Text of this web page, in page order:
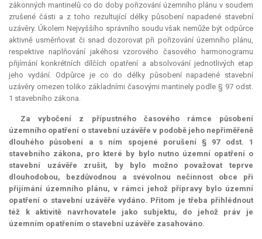
zákonných mantinelů co do doby pořizování územního plánu v soudem
zrušené části a z toho rezultující délky působení napadené stavební
uzávěry. Úkolem Nejvyššího správního soudu však nemůže být odpůrce
aktivně usměrňovat či snad dozorovat při pořizování územního plánu,
respektive naplňování jakéhosi vzorového časového harmonogramu
přijímání konkrétních dílčích opatření a absolvování jednotlivých etap
jeho vydání. Odpůrce je co do délky působení napadené stavební
uzávěry omezen toliko základními časovými mantinely podle § 97 odst.
1 stavebního zákona.
Za vybočení z přípustného časového rámce působení
územního opatření o stavební uzávěře v podobě jeho nepřiměřeně
dlouhého působení a s ním spojené porušení § 97 odst. 1
stavebního zákona, pro které by bylo nutno územní opatření o
stavební uzávěře zrušit, by bylo možno považovat teprve
dlouhodobou, bezdůvodnou a svévolnou nečinnost obce při
přijímání územního plánu, v rámci jehož přípravy bylo územní
opatření o stavební uzávěře vydáno. Přitom je třeba přihlédnout
též k aktivitě navrhovatele jako subjektu, do jehož práv je
územním opatřením o stavební uzávěře zasahováno.